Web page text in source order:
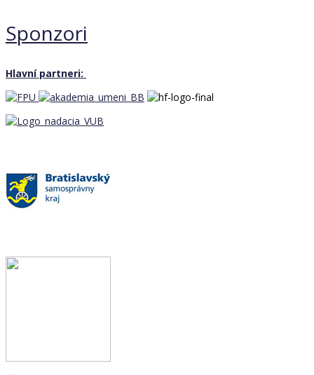
Sponzori
Hlavní partneri: